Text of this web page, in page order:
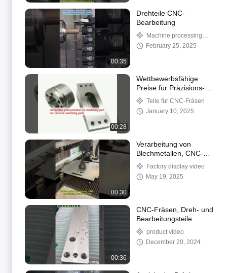
00:35
Drehteile CNC-
Bearbeitung
Machine processing
videoFebruary 25, 2025
00:28
Wettbewerbsfähige
Preise für Präzisions-
CNC-Bearbeitungsteile
Teile für CNC-Fräsen
January 10, 2025
00:30
Verarbeitung von
Blechmetallen, CNC-
Bearbeitung,
Laserschneiden
Factory display video
May 19, 2025
00:36
CNC-Fräsen, Dreh- und
Bearbeitungsteile
product video
December 20, 2024